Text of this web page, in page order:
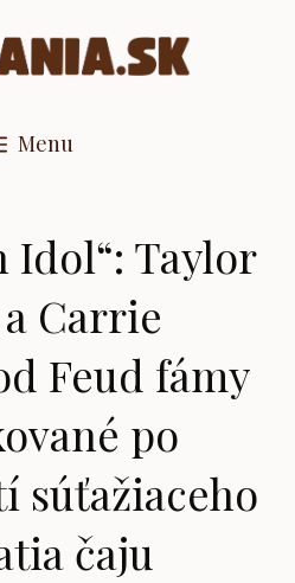
Menu
Idol“: Taylor
Carrie
Feud fámy
po
súťažiaceho
čaju